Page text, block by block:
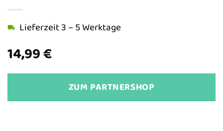
14,99€
Lieferzeit 3 – 5 Werktage
ZUM PARTNERSHOP